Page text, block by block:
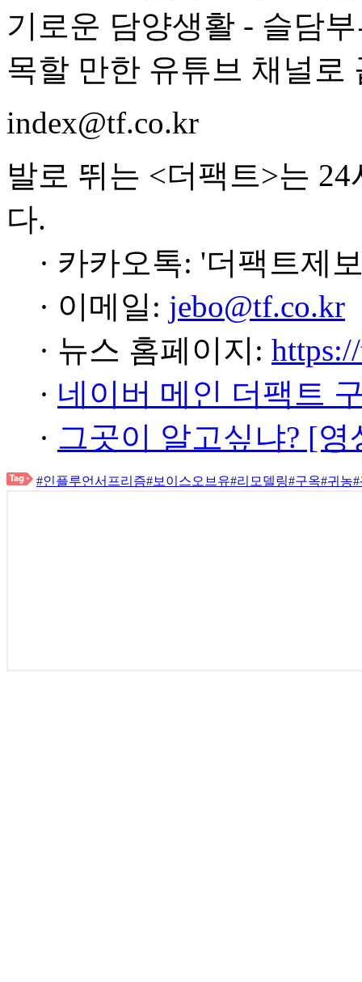
기로운 담양생활 - 슬담
목할 만한 유튜브 채널로
index@tf.co.kr
발로 뛰는 <더팩트>는
다.
· 카카오톡: '더팩트제
· 이메일: jebo@tf.co.kr
· 뉴스 홈페이지:
· 네이버 메인 더팩트
· 그곳이 알고싶냐? [
#인플루언서프리즘#보이스오브유#리모델링#구옥#귀농